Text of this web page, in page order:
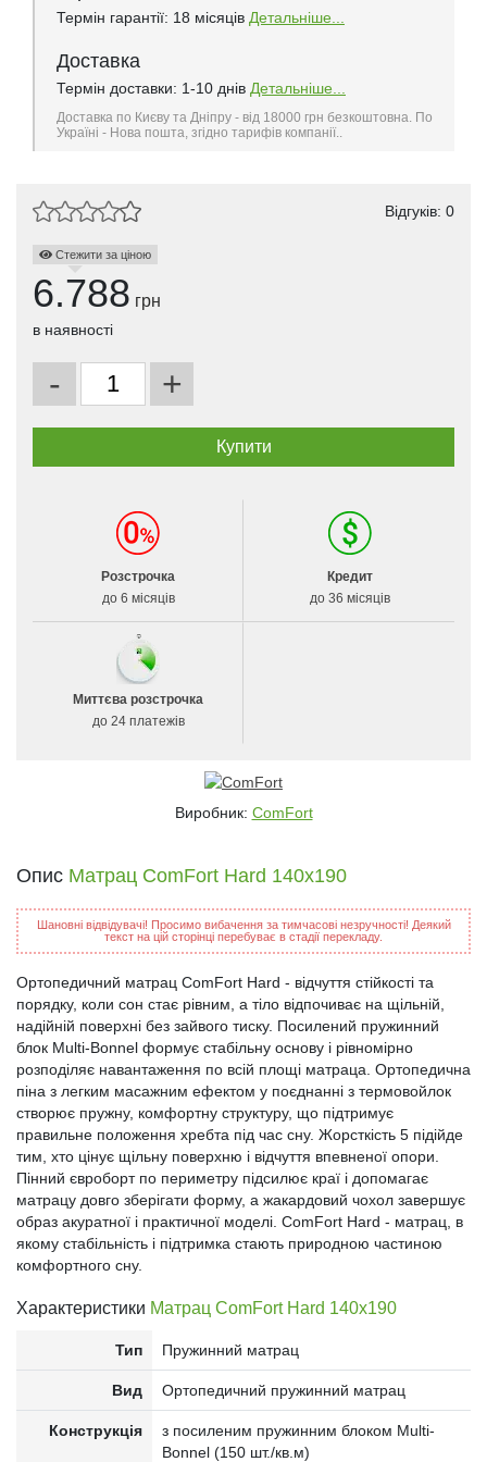
Термін гарантії: 18 місяців Детальніше...
Доставка
Термін доставки: 1-10 днів Детальніше...
Доставка по Києву та Дніпру - від 18000 грн безкоштовна. По
Україні - Нова пошта, згідно тарифів компанії..
Відгуків: 0
Стежити за ціною
6.788 грн
в наявності
- +
Розстрочка
до 6 місяців
Кредит
до 36 місяців
Миттєва розстрочка
до 24 платежів
Виробник: ComFort
Опис Матрац ComFort Hard 140x190
Шановні відвідувачі! Просимо вибачення за тимчасові незручності! Деякий
текст на цій сторінці перебуває в стадії перекладу.
Ортопедичний матрац ComFort Hard - відчуття стійкості та
порядку, коли сон стає рівним, а тіло відпочиває на щільній,
надійній поверхні без зайвого тиску. Посилений пружинний
блок Multi-Bonnel формує стабільну основу і рівномірно
розподіляє навантаження по всій площі матраца. Ортопедична
піна з легким масажним ефектом у поєднанні з термовойлок
створює пружну, комфортну структуру, що підтримує
правильне положення хребта під час сну. Жорсткість 5 підійде
тим, хто цінує щільну поверхню і відчуття впевненої опори.
Пінний євроборт по периметру підсилює краї і допомагає
матрацу довго зберігати форму, а жакардовий чохол завершує
образ акуратної і практичної моделі. ComFort Hard - матрац, в
якому стабільність і підтримка стають природною частиною
комфортного сну.
Характеристики Матрац ComFort Hard 140x190
Тип Пружинний матрац
Вид Ортопедичний пружинний матрац
Конструкція
з посиленим пружинним блоком Multi-
Bonnel (150 шт./кв.м)